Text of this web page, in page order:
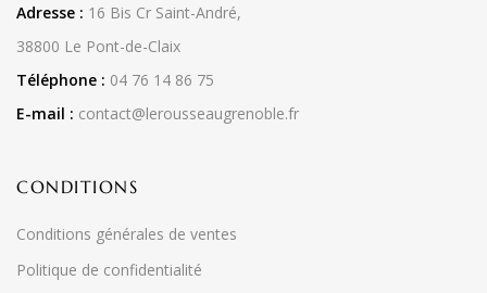
Adresse : 16 Bis Cr Saint-André,
38800 Le Pont-de-Claix
Téléphone : 04 76 14 86 75
E-mail : contact@lerousseaugrenoble.fr
CONDITIONS
Conditions générales de ventes
Politique de confidentialité